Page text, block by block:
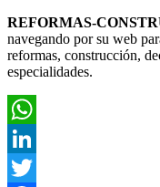
REFORMAS-
navegando por su web
reformas, construcción,
especialidades.
WhatsApp
LinkedIn